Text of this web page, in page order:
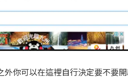
你可以在這裡自行決定要不要